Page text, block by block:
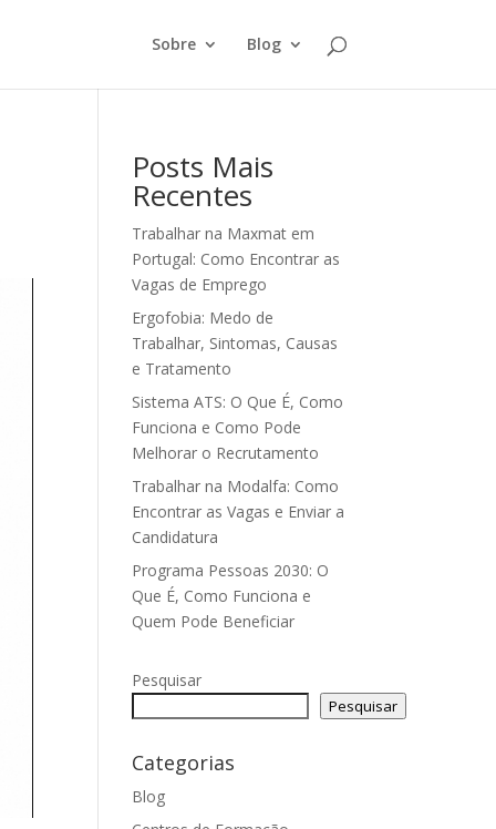
Sobre Blog
Posts Mais
Recentes
Trabalhar na Maxmat em
Portugal: Como Encontrar as
Vagas de Emprego
Ergofobia: Medo de
Trabalhar, Sintomas, Causas
e Tratamento
Sistema ATS: O Que É, Como
Funciona e Como Pode
Melhorar o Recrutamento
Trabalhar na Modalfa: Como
Encontrar as Vagas e Enviar a
Candidatura
Programa Pessoas 2030: O
Que É, Como Funciona e
Quem Pode Beneficiar
Pesquisar
Pesquisar
Categorias
Blog